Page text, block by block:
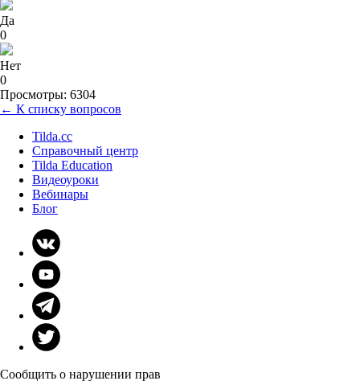
Да
0
Нет
0
Просмотры: 6304
← К списку вопросов
Tilda.cc
Справочный центр
Tilda Education
Видеоуроки
Вебинары
Блог
Сообщить о нарушении прав